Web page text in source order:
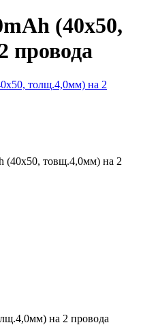
(40x50,
провода
(40x50, товщ.4,0мм) на 2
на 2 провода